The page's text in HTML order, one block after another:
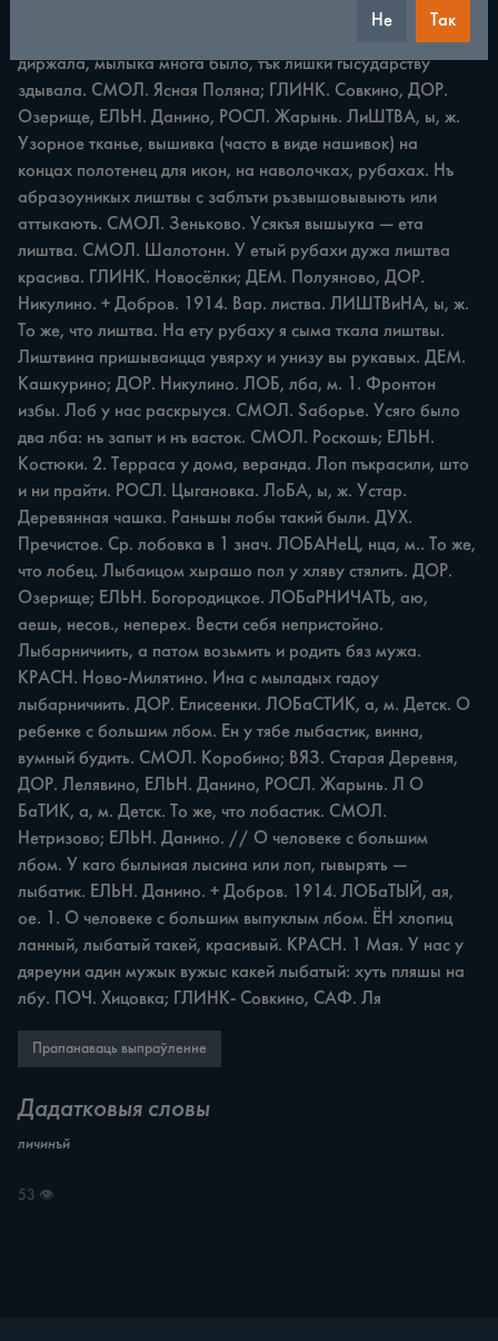
Поляна. ЛиШКи, ов, только мн. Излишки. Лишки картошки
диржала, мылыка многа было, тък лишки гысударству
здывала. СМОЛ. Ясная Поляна; ГЛИНК. Совкино, ДОР.
Озерище, ЕЛЬН. Данино, РОСЛ. Жарынь. ЛиШТВА, ы, ж.
Узорное тканье, вышивка (часто в виде нашивок) на
концах полотенец для икон, на наволочках, рубахах. Нъ
абразоуникых лиштвы с заблъти ръзвышовывыють или
аттыкають. СМОЛ. Зеньково. Усякъя вышыука — ета
лиштва. СМОЛ. Шалотонн. У етый рубахи дужа лиштва
красива. ГЛИНК. Новосёлки; ДЕМ. Полуяново, ДОР.
Никулино. + Добров. 1914. Вар. листва. ЛИШТВиНА, ы, ж.
То же, что лиштва. На ету рубаху я сыма ткала лиштвы.
Лиштвина пришываицца увярху и унизу вы рукавых. ДЕМ.
Кашкурино; ДОР. Никулино. ЛОБ, лба, м. 1. Фронтон
избы. Лоб у нас раскрыуся. СМОЛ. Saборье. Усяго было
два лба: нъ запыт и нъ васток. СМОЛ. Роскошь; ЕЛЬН.
Костюки. 2. Терраса у дома, веранда. Лоп пъкрасили, што
и ни прайти. РОСЛ. Цыгановка. ЛоБА, ы, ж. Устар.
Деревянная чашка. Раньшы лобы такий были. ДУХ.
Пречистое. Ср. лобовка в 1 знач. ЛОБАНеЦ, нца, м.. То же,
что лобец. Лыбаицом хырашо пол у хляву стялить. ДОР.
Озерище; ЕЛЬН. Богородицкое. ЛОБаРНИЧАТЬ, аю,
аешь, несов., неперех. Вести себя непристойно.
Лыбарничиить, а патом возьмить и родить бяз мужа.
КРАСН. Ново-Милятино. Ина с мыладых гадоу
лыбарничиить. ДОР. Елисеенки. ЛОБаСТИК, а, м. Детск. О
ребенке с большим лбом. Ен у тябе лыбастик, винна,
вумный будить. СМОЛ. Коробино; ВЯЗ. Старая Деревня,
ДОР. Лелявино, ЕЛЬН. Данино, РОСЛ. Жарынь. Л О
БаТИК, а, м. Детск. То же, что лобастик. СМОЛ.
Нетризово; ЕЛЬН. Данино. // О человеке с большим
лбом. У каго былыиая лысина или лоп, гывырять —
лыбатик. ЕЛЬН. Данино. + Добров. 1914. ЛОБаТЫЙ, ая,
ое. 1. О человеке с большим выпуклым лбом. ЁН хлопиц
ланный, лыбатый такей, красивый. КРАСН. 1 Мая. У нас у
дяреуни адин мужык вужыс какей лыбатый: хуть пляшы на
лбу. ПОЧ. Хицовка; ГЛИНК- Совкино, САФ. Ля
Прапанаваць выпраўленне
Дадатковыя словы
личинъй
53 👁
Не Так